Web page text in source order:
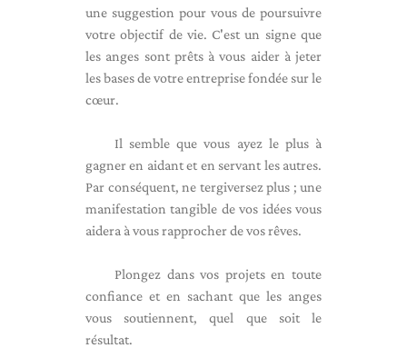
une suggestion pour vous de poursuivre
votre objectif de vie. C'est un signe que
les anges sont prêts à vous aider à jeter
les bases de votre entreprise fondée sur le
cœur.
Il semble que vous ayez le plus à
gagner en aidant et en servant les autres.
Par conséquent, ne tergiversez plus ; une
manifestation tangible de vos idées vous
aidera à vous rapprocher de vos rêves.
Plongez dans vos projets en toute
confiance et en sachant que les anges
vous soutiennent, quel que soit le
résultat.